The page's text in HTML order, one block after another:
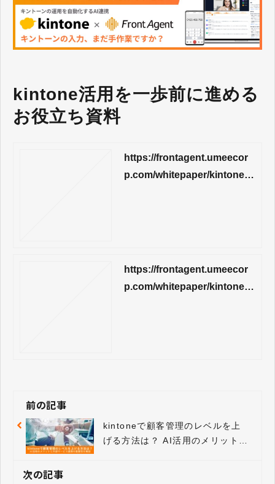
kintone活用を一歩前に進める
お役立ち資料
https://frontagent.umeecor
p.com/whitepaper/kintone-ai
https://frontagent.umeecor
p.com/whitepaper/kintone-ai
前の記事
kintoneで顧客管理のレベルを上
げる方法は？ AI活用のメリットと
次の記事